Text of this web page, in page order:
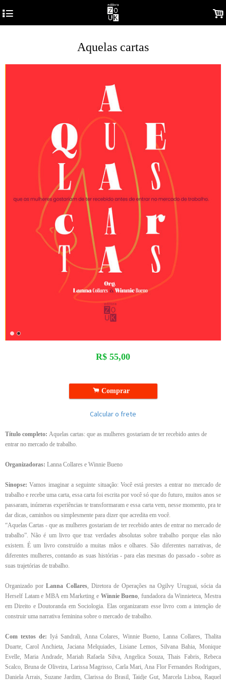
4 .
Aquelas cartas
R$ 55,00
.Comprar
Calcular o frete
Título completo: Aquelas cartas: que as mulheres gostariam de ter recebido antes de
entrar no mercado de trabalho.
Organizadoras: Lanna Collares e Winnie Bueno
Sinopse: Vamos imaginar a seguinte situação: Você está prestes a entrar no mercado de
trabalho e recebe uma carta, essa carta foi escrita por você só que do futuro, muitos anos se
passaram, inúmeras experiências te transformaram e essa carta vem, nesse momento, pra te
dar dicas, caminhos ou simplesmente para dizer que acredita em você.
“Aquelas Cartas - que as mulheres gostariam de ter recebido antes de entrar no mercado de
trabalho”. Não é um livro que traz verdades absolutas sobre trabalho porque elas não
existem. É um livro construído a muitas mãos e olhares. São diferentes narrativas, de
diferentes mulheres, contando as suas histórias - para elas mesmas do passado - sobre as
suas trajetórias de trabalho.
Organizado porLanna Collares, Diretora de Operações na Ogilvy Uruguai, sócia da
Herself Latam e MBA em Marketing e Winnie Bueno, fundadora da Winnieteca, Mestra
em Direito e Doutoranda em Sociologia. Elas organizaram esse livro com a intenção de
construir uma narrativa feminina sobre o mercado de trabalho.
Com textos de: Iyá Sandrali, Anna Colares, Winnie Bueno, Lanna Collares, Thalita
Duarte, Carol Anchieta, Jaciana Melquiades, Lisiane Lemos, Silvana Bahia, Monique
Evelle, Maria Andrade, Mariah Rafaela Silva, Angelica Souza, Thais Fabris, Rebeca
Scalco, Bruna de Oliveira, Larissa Magrisso, Carla Mari, Ana Flor Fernandes Rodrigues,
Daniela Arrais, Suzane Jardim, Clarissa do Brasil, Taidje Gut, Marcela Lisboa, Raquel